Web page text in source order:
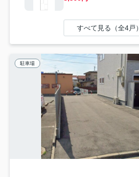
すべて見る（全4戸）
駐車場